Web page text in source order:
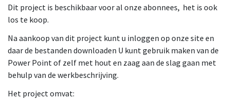
Dit project is beschikbaar voor al onze abonnees, het is ook
los te koop.
Na aankoop van dit project kunt u inloggen op onze site en
daar de bestanden downloaden U kunt gebruik maken van de
Power Point of zelf met hout en zaag aan de slag gaan met
behulp van de werkbeschrijving.
Het project omvat: